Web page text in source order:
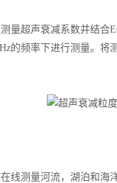
超声衰减系数并结合
的频率下进行测量。
测量河流，湖泊和海